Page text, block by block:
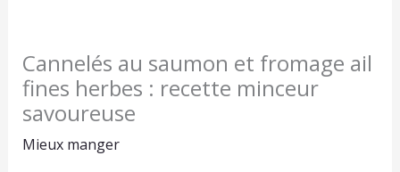
Cannelés au saumon et fromage ail
fines herbes : recette minceur
savoureuse
Mieux manger